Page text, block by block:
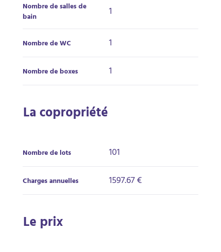
Nombre de salles de
bain 1
Nombre de WC 1
Nombre de boxes 1
La copropriété
Nombre de lots 101
Charges annuelles 1597.67 €
Le prix